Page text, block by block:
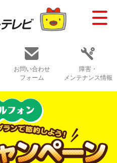
お問い合わせ
フォーム
障害・
メンテナンス情報